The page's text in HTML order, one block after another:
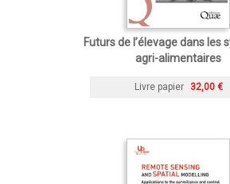
Futurs de l’élevage dans les
agri-alimentaires
Livre papier 32,00 €